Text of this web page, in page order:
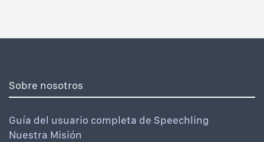
Sobre nosotros
Guía del usuario completa de Speechling
Nuestra Misión